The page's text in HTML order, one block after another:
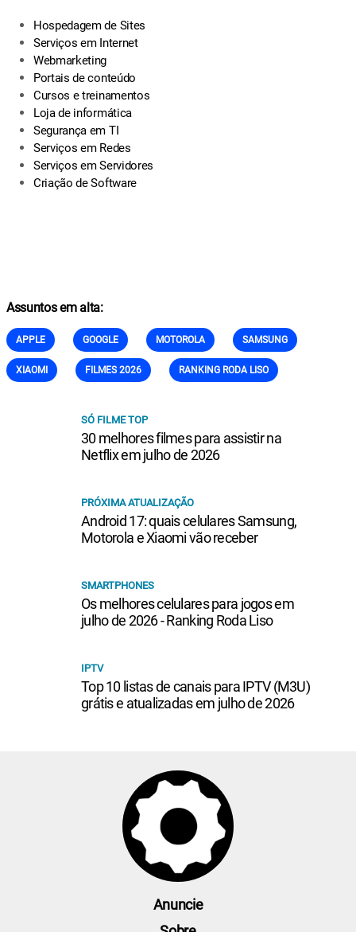
Hospedagem de Sites
Serviços em Internet
Webmarketing
Portais de conteúdo
Cursos e treinamentos
Loja de informática
Segurança em TI
Serviços em Redes
Serviços em Servidores
Criação de Software
Assuntos em alta:
APPLE GOOGLE MOTOROLA SAMSUNG
XIAOMI FILMES 2026 RANKING RODA LISO
SÓ FILME TOP
30 melhores filmes para assistir na
Netflix em julho de 2026
PRÓXIMA ATUALIZAÇÃO
Android 17: quais celulares Samsung,
Motorola e Xiaomi vão receber
SMARTPHONES
Os melhores celulares para jogos em
julho de 2026 - Ranking Roda Liso
IPTV
Top 10 listas de canais para IPTV (M3U)
grátis e atualizadas em julho de 2026
Anuncie